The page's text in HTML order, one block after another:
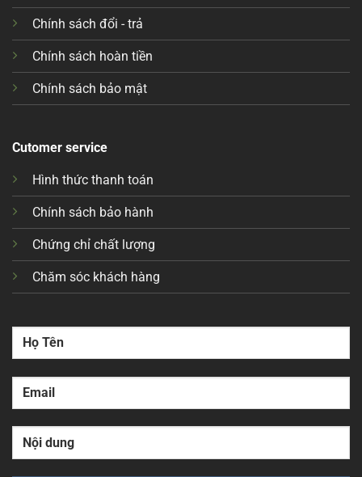
Chính sách đổi - trả
Chính sách hoàn tiền
Chính sách bảo mật
Cutomer service
Hình thức thanh toán
Chính sách bảo hành
Chứng chỉ chất lượng
Chăm sóc khách hàng